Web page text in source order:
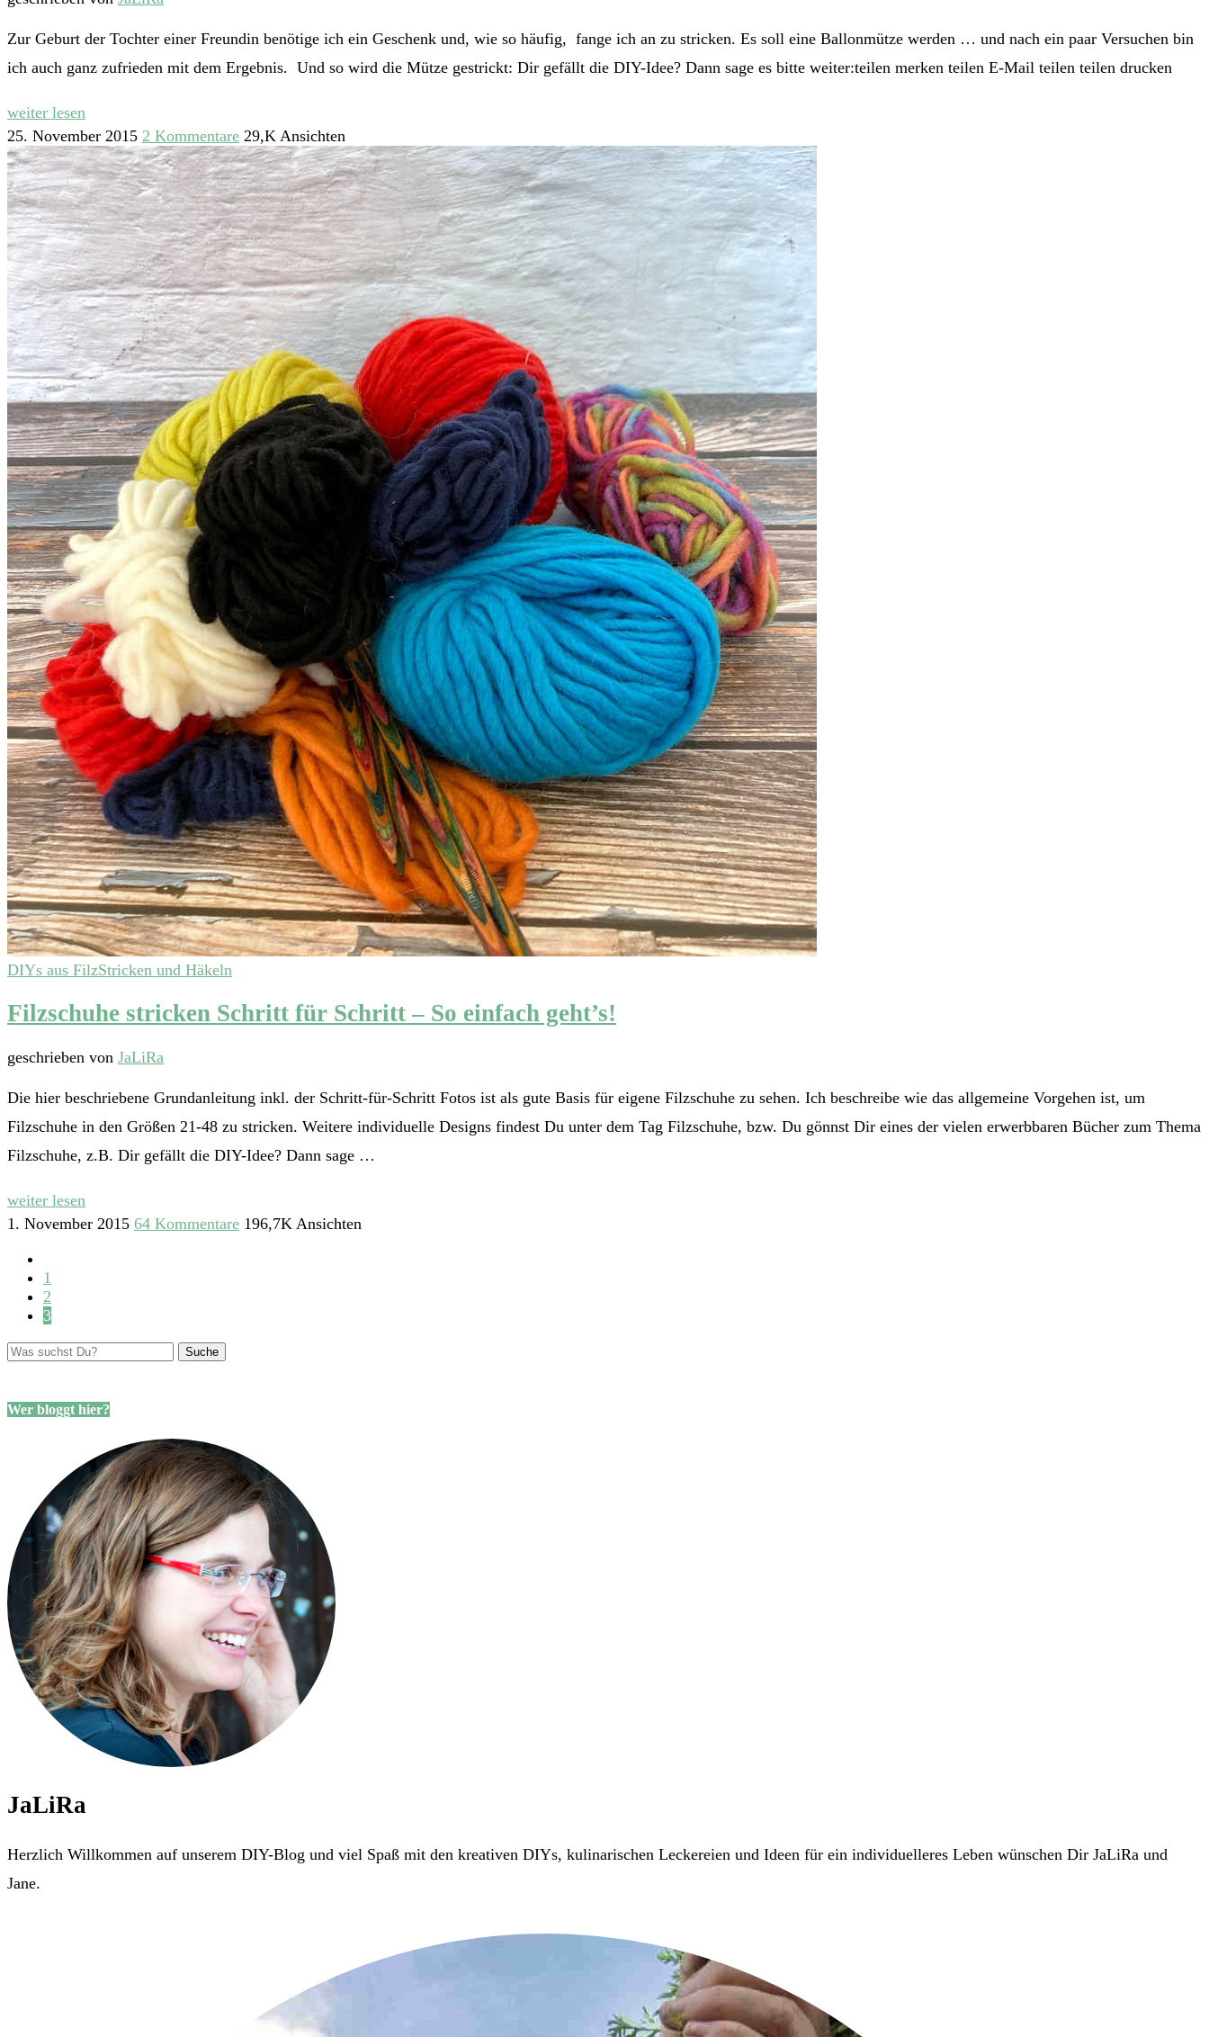
Zur Geburt der Tochter einer Freundin benötige ich ein Geschenk und, wie so häufig, fange ich an zu stricken. Es soll eine Ballonmütze werden … und nach ein paar Versuchen bin
ich auch ganz zufrieden mit dem Ergebnis. Und so wird die Mütze gestrickt: Dir gefällt die DIY-Idee? Dann sage es bitte weiter:teilen merken teilen E-Mail teilen teilen drucken
weiter lesen
25. November 2015 2 Kommentare 29,K Ansichten
DIYs aus FilzStricken und Häkeln
Filzschuhe stricken Schritt für Schritt – So einfach geht’s!
geschrieben von JaLiRa
Die hier beschriebene Grundanleitung inkl. der Schritt-für-Schritt Fotos ist als gute Basis für eigene Filzschuhe zu sehen. Ich beschreibe wie das allgemeine Vorgehen ist, um
Filzschuhe in den Größen 21-48 zu stricken. Weitere individuelle Designs findest Du unter dem Tag Filzschuhe, bzw. Du gönnst Dir eines der vielen erwerbbaren Bücher zum Thema
Filzschuhe, z.B. Dir gefällt die DIY-Idee? Dann sage …
weiter lesen
1. November 2015 64 Kommentare 196,7K Ansichten
1
2
3
Wer bloggt hier?
JaLiRa
Herzlich Willkommen auf unserem DIY-Blog und viel Spaß mit den kreativen DIYs, kulinarischen Leckereien und Ideen für ein individuelleres Leben wünschen Dir JaLiRa und
Jane.